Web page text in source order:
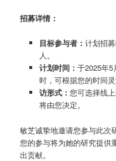
招募详情：
目标参与者： 计划招
人。
计划时间： 于2025年5
时，可根据您的时间灵
访形式： 您可选择线
将由您决定。
敏芝诚挚地邀请您参与此次
您的参与将为她的研究提供
出贡献。